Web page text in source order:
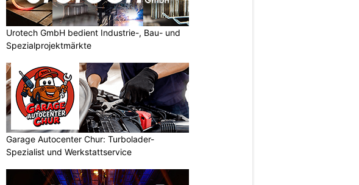
Urotech GmbH bedient Industrie-, Bau- und
Spezialprojektmärkte
Garage Autocenter Chur: Turbolader-
Spezialist und Werkstattservice